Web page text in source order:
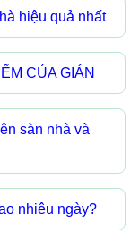
hiệu quả nhất
CỦA GIÁN
sàn nhà và
nhiêu ngày?